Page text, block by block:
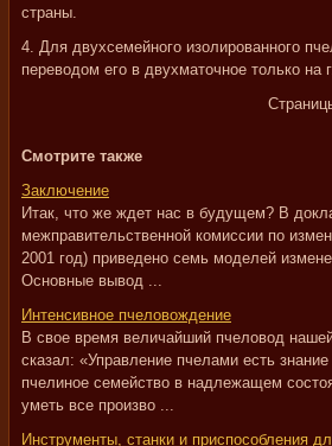
страны.
4. Для двухсемейного изолированного
переводом его в двухматочное только на
Смотрите также
Заключение
Итак, что же ждет нас в будущем? В
межправительственной комиссии по
2001 год) приведено семь моделей
Основные вывод ...
Интенсивное пчеловождение
В свое время величайший пчеловод
сказал: «Управление пчелами есть
пчелиное семейство в надлежащем
уметь все произво ...
Инструменты, станки и приспособления